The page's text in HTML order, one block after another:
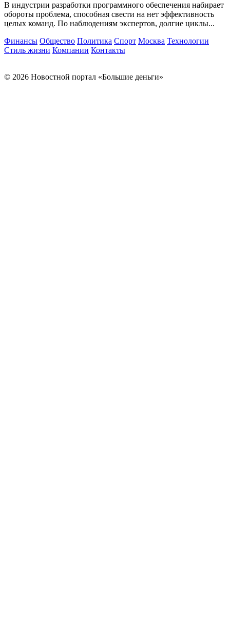
В индустрии разработки программного обеспечения набирает
обороты проблема, способная свести на нет эффективность
целых команд. По наблюдениям экспертов, долгие циклы...
Финансы Общество Политика Спорт Москва Технологии
Стиль жизни Компании Контакты
© 2026 Новостной портал «Большие деньги»